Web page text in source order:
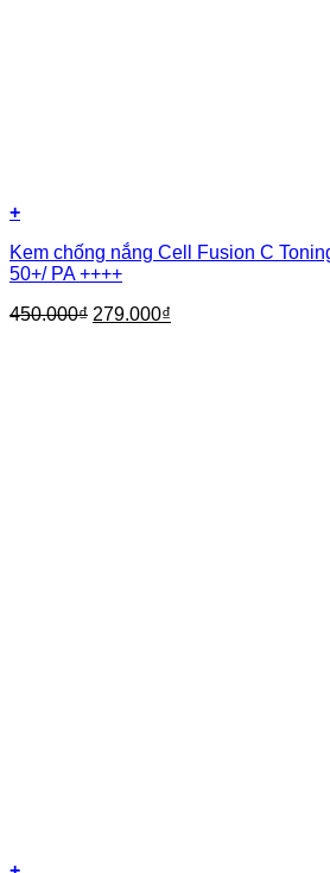
+
Kem chống nắng Cell Fusion C
50+/ PA ++++
450.000₫ 279.000₫